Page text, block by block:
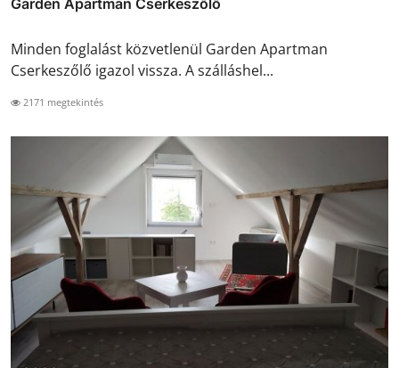
Garden Apartman Cserkeszőlő
Minden foglalást közvetlenül Garden Apartman
Cserkeszőlő igazol vissza. A szálláshel...
2171 megtekintés